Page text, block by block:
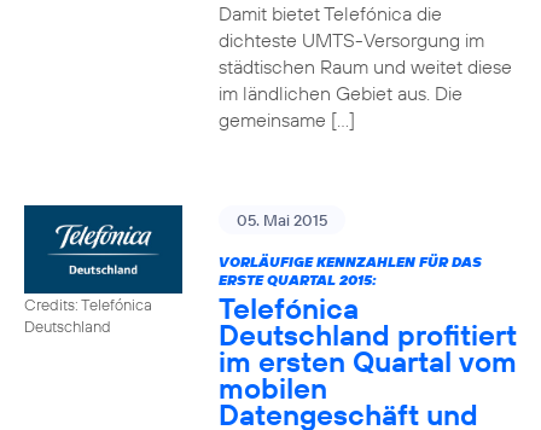
Damit bietet Telefónica die
dichteste UMTS-Versorgung im
städtischen Raum und weitet diese
im ländlichen Gebiet aus. Die
gemeinsame […]
Credits: Telefónica
Deutschland
05. Mai 2015
VORLÄUFIGE KENNZAHLEN FÜR DAS
ERSTE QUARTAL 2015:
Telefónica
Deutschland profitiert
im ersten Quartal vom
mobilen
Datengeschäft und